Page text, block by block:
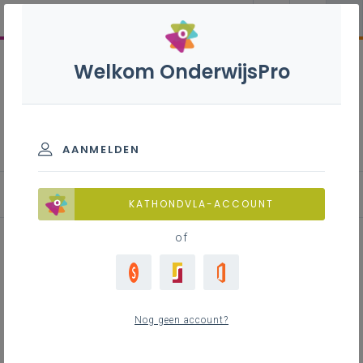
Een praktijkgetuigenis
Welkom OnderwijsPro
AANMELDEN
KATHONDVLA-ACCOUNT
of
Nog geen account?